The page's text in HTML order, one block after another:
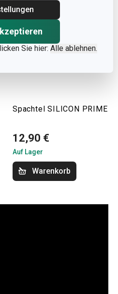
Sie hier: Alle ablehnen.
Spachtel SILICON PRIME
12,90 €
Auf Lager
Warenkorb